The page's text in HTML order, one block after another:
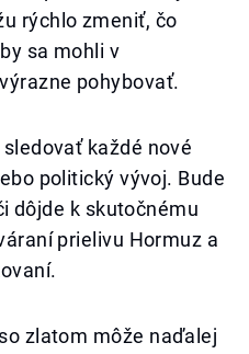
rýchlo zmeniť, čo
sa mohli v
pohybovať.
každé nové
politický vývoj. Bude
dôjde k skutočnému
prielivu Hormuz a
zlatom môže naďalej